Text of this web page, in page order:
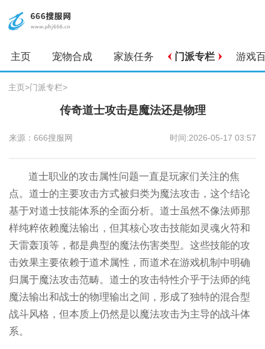
主页 宠物合成 家族任务 门派专栏 游戏
主页>门派专栏>
传奇道士攻击是魔法还是物理
来源：666搜服网 时间:2026-05-17 03:57
道士职业的攻击属性问题一直是玩家们关注的焦
点。道士的主要攻击方式被归类为魔法攻击，这个结论
基于对道士技能体系的全面分析。道士虽然不像法师那
样纯粹依赖魔法输出，但其核心攻击技能如灵魂火符和
天雷轰顶等，都是典型的魔法伤害类型。这些技能的攻
击效果主要依赖于道术属性，而道术在游戏机制中明确
归属于魔法攻击范畴。道士的攻击特性介乎于法师的纯
魔法输出和战士的物理输出之间，形成了独特的混合型
战斗风格，但本质上仍然是以魔法攻击为主导的战斗体
系。